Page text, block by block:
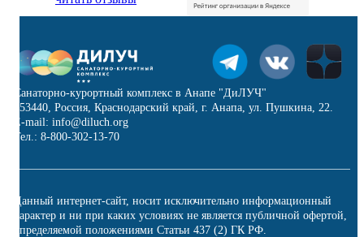
Санаторно-курортный комплекс в Анапе "ДиЛУЧ"
353440, Россия, Краснодарский край, г. Анапа, ул. Пушкина, 22.
E-mail: info@diluch.org
Тел.: 8-800-302-13-70
Данный интернет-сайт, носит исключительно информационный
характер и ни при каких условиях не является публичной офертой,
определяемой положениями Статьи 437 (2) ГК РФ.